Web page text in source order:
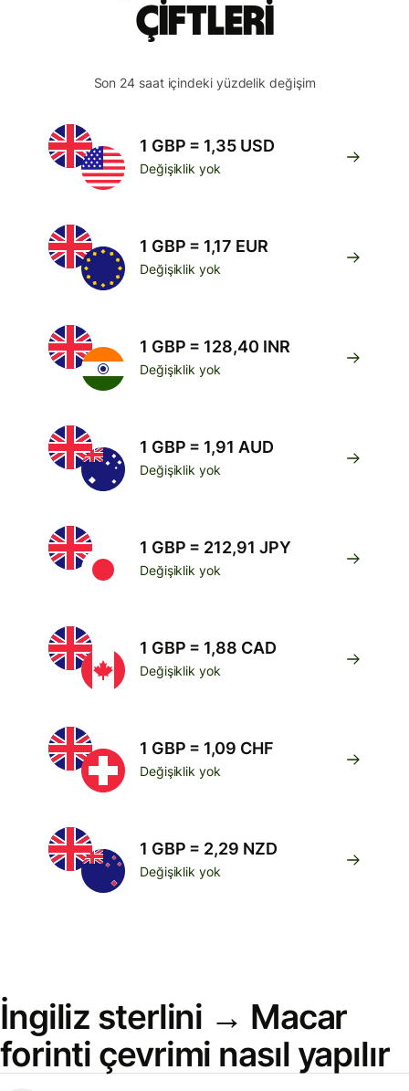
çiftleri
Son 24 saat içindeki yüzdelik değişim
1 GBP = 1,35 USD
Değişiklik yok
1 GBP = 1,17 EUR
Değişiklik yok
1 GBP = 128,40 INR
Değişiklik yok
1 GBP = 1,91 AUD
Değişiklik yok
1 GBP = 212,91 JPY
Değişiklik yok
1 GBP = 1,88 CAD
Değişiklik yok
1 GBP = 1,09 CHF
Değişiklik yok
1 GBP = 2,29 NZD
Değişiklik yok
İngiliz sterlini → Macar
forinti çevrimi nasıl yapılır